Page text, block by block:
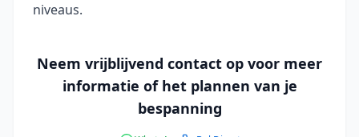
niveaus.
Neem vrijblijvend contact op voor meer
informatie of het plannen van je
bespanning